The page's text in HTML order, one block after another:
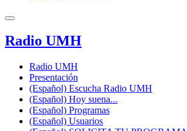
Radio UMH
Radio UMH
Presentación
(Español) Escucha Radio UMH
(Español) Hoy suena...
(Español) Programas
(Español) Usuarios